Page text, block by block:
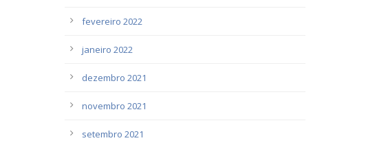
fevereiro 2022
janeiro 2022
dezembro 2021
novembro 2021
setembro 2021